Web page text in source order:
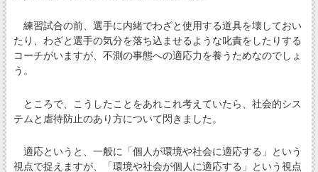
練習試合の前、選手に内緒でわざと使用する道具を壊しておい
たり、わざと選手の気分を落ち込ませるような叱責をしたりする
コーチがいますが、不測の事態への適応力を養うためなのでしょ
う。
ところで、こうしたことをあれこれ考えていたら、社会的シス
テムと虐待防止のあり方について閃きました。
適応というと、一般に「個人が環境や社会に適応する」という
視点で捉えますが、「環境や社会が個人に適応する」という視点